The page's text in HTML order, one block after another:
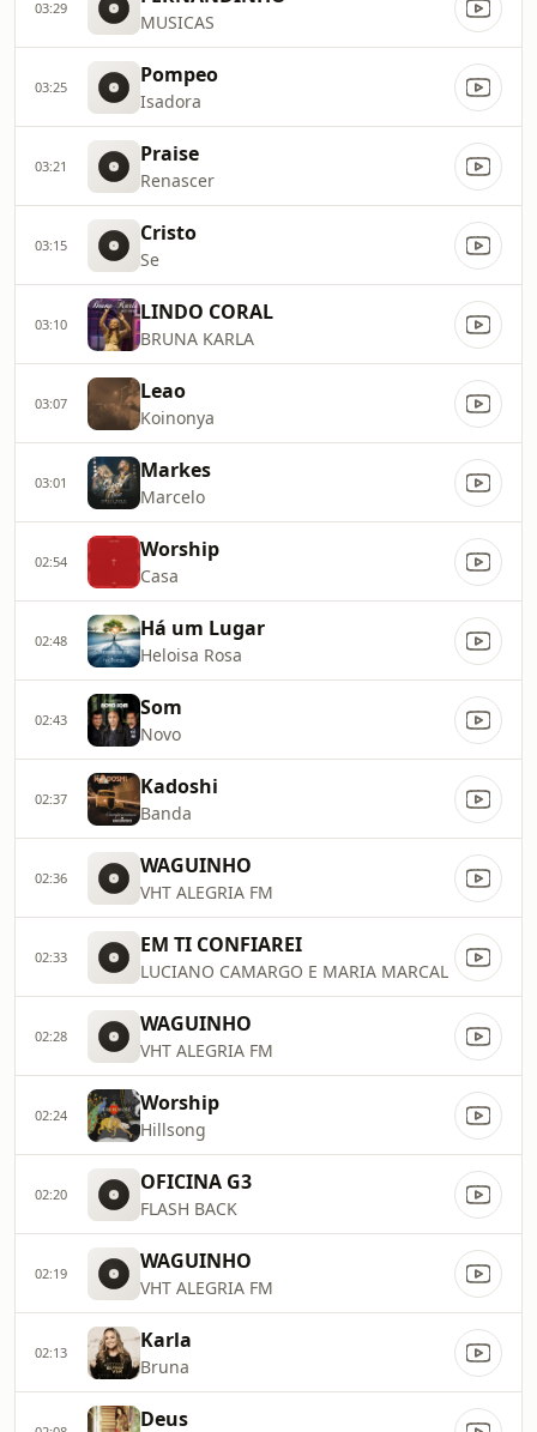
03:29
MUSICAS
03:25 Pompeo
Isadora
03:21 Praise
Renascer
03:15 Cristo
Se
03:10 LINDO CORAL
BRUNA KARLA
03:07 Leao
Koinonya
03:01 Markes
Marcelo
02:54 Worship
Casa
02:48 Há um Lugar
Heloisa Rosa
02:43 Som
Novo
02:37 Kadoshi
Banda
02:36 WAGUINHO
VHT ALEGRIA FM
02:33 EM TI CONFIAREI
LUCIANO CAMARGO E MARIA MARCAL
02:28 WAGUINHO
VHT ALEGRIA FM
02:24 Worship
Hillsong
02:20 OFICINA G3
FLASH BACK
02:19 WAGUINHO
VHT ALEGRIA FM
02:13 Karla
Bruna
Deus